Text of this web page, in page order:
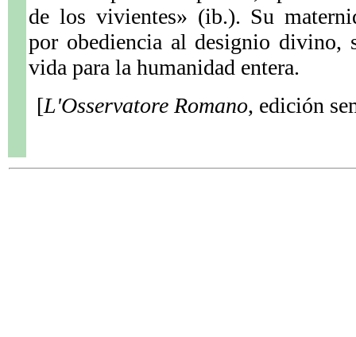
de los vivientes» (ib.). Su
por obediencia al designio divino,
vida para la humanidad entera.
[L'Osservatore Romano, edición